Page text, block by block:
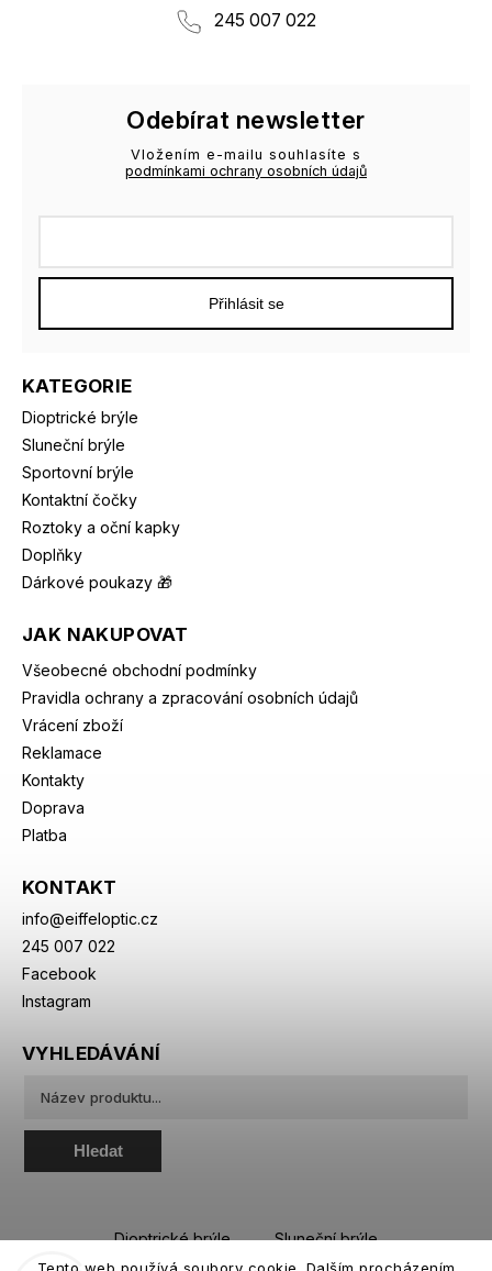
245 007 022
KATEGORIE
Dioptrické brýle
Sluneční brýle
Sportovní brýle
Kontaktní čočky
Roztoky a oční kapky
Doplňky
Dárkové poukazy 🎁
JAK NAKUPOVAT
Všeobecné obchodní podmínky
Pravidla ochrany a zpracování osobních údajů
Vrácení zboží
Reklamace
Kontakty
Doprava
Platba
KONTAKT
info@eiffeloptic.cz
245 007 022
Facebook
Instagram
Odebírat newsletter
Vložením e-mailu souhlasíte s
podmínkami ochrany osobních údajů
Přihlásit se
VYHLEDÁVÁNÍ
Hledat
Dioptrické brýle
Sluneční brýle